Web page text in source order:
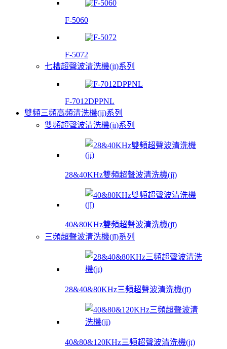
F-5060
F-5072
七槽超聲波清洗機(jī)系列
F-7012DPPNL
雙頻三頻高頻清洗機(jī)系列
雙頻超聲波清洗機(jī)系列
28&40KHz雙頻超聲波清洗機(jī)
40&80KHz雙頻超聲波清洗機(jī)
三頻超聲波清洗機(jī)系列
28&40&80KHz三頻超聲波清洗機(jī)
40&80&120KHz三頻超聲波清洗機(jī)